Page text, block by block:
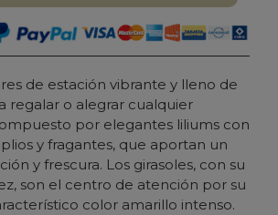
de estación vibrante y lleno de
regalar o alegrar cualquier
por elegantes liliums con
y fragantes, que aportan un
y frescura. Los girasoles, con su
son el centro de atención por su
color amarillo intenso.